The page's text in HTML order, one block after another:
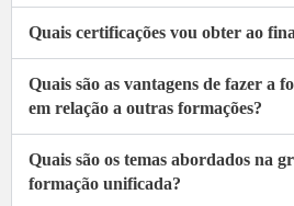
Quais certificações vou obter ao
Quais são as vantagens de fazer a
em relação a outras formações?
Quais são os temas abordados na
formação unificada?